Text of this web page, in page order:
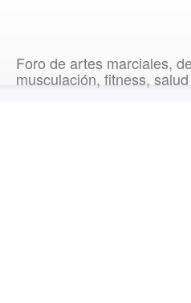
Foro de artes marciales,
musculación, fitness, salud